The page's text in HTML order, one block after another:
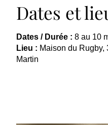
Dates et
Dates / Durée : 8 au 10
Lieu : Maison du Rugby,
Martin